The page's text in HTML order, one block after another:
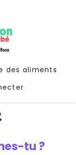
des aliments
tu ?